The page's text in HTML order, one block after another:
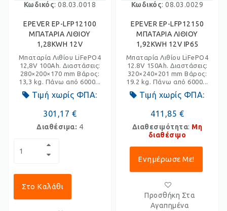
Κωδικός: 08.03.0018
EPEVER EP-LFP12100
ΜΠΑΤΑΡΙΑ ΛΙΘΙΟΥ
1,28KWH 12V
Μπαταρία Λιθίου LiFePO4
12,8V 100Ah. Διαστάσεις:
280×200×170 mm Βάρος:
13,3 kg. Πάνω από 6000...
Τιμή χωρίς ΦΠΑ:
301,17 €
Διαθέσιμα: 4
Στο Καλάθι
Κωδικός: 08.03.0029
EPEVER EP-LFP12150
ΜΠΑΤΑΡΙΑ ΛΙΘΙΟΥ
1,92KWH 12V IP65
Μπαταρία Λιθίου LiFePO4
12.8V 150Ah. Διαστάσεις:
320×240×201 mm Βάρος:
19.2 kg. Πάνω από 6000...
Τιμή χωρίς ΦΠΑ:
411,85 €
Διαθεσιμότητα: Μη
διαθέσιμο
Ενημέρωσε Με!
Προσθήκη Στα
Αγαπημένα